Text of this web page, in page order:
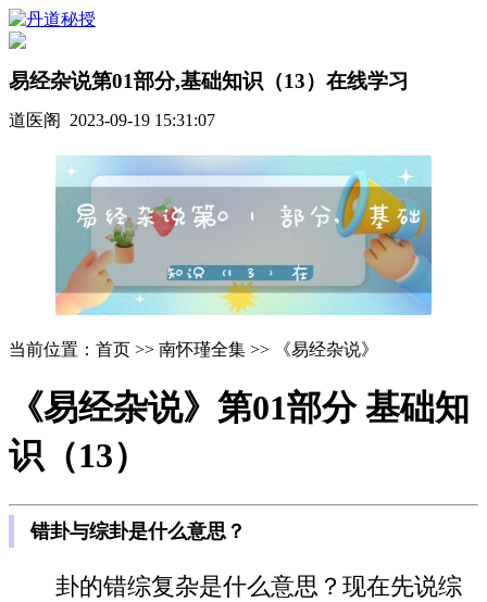
易经杂说第01部分,基础知识（13）在线学习
道医阁 2023-09-19 15:31:07
当前位置：首页 >> 南怀瑾全集 >> 《易经杂说》
《易经杂说》第01部分 基础知
识（13）
错卦与综卦是什么意思？
卦的错综复杂是什么意思？现在先说综